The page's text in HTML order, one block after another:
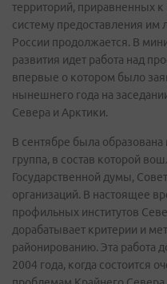
территорий, приравненных
систему предоставления им
России продолжается. В
развития идет работа над
впервые о котором было
нынешнего года на
Севера и Арктики.
В сентябре была
группа, в состав которой
Государственной думы,
организаций. В настоящее
профильных институтов
дорабатывает критерии и
районированию. Эта работа
2004 года, когда состоится